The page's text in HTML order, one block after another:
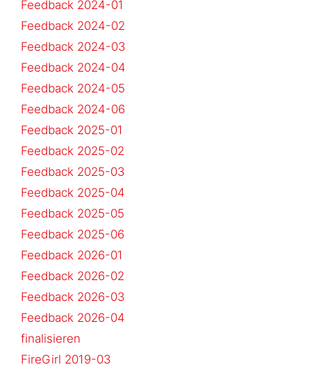
Feedback 2024-01
Feedback 2024-02
Feedback 2024-03
Feedback 2024-04
Feedback 2024-05
Feedback 2024-06
Feedback 2025-01
Feedback 2025-02
Feedback 2025-03
Feedback 2025-04
Feedback 2025-05
Feedback 2025-06
Feedback 2026-01
Feedback 2026-02
Feedback 2026-03
Feedback 2026-04
finalisieren
FireGirl 2019-03